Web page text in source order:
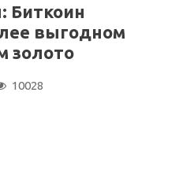
Биткоин
выгодном
золото
10028